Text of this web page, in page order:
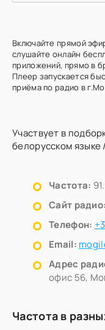
Включайте прямой
слушайте онлайн
приложений, прямо в
Плеер запускается
приёма по радио в
Участвует в
белорусском языке/
Частота:
Сайт радио:
Телефон:
Email:
Адрес
офис 56,
Частота в